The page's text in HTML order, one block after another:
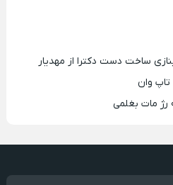
ساخت دست دکترا از مهدیار
تاپ وان
رژ مات بغلمی